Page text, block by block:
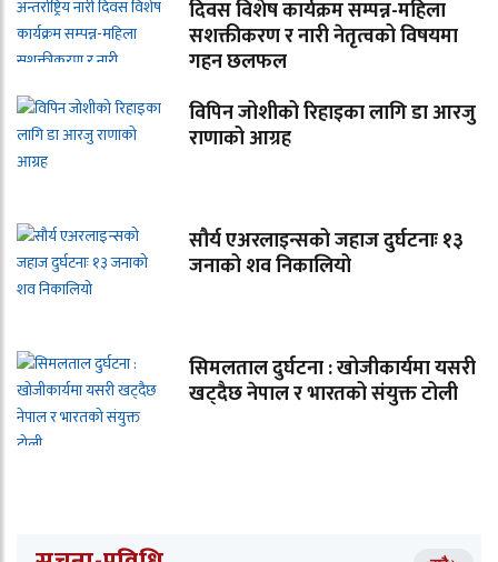
दिवस विशेष कार्यक्रम सम्पन्न-महिला
सशक्तीकरण र नारी नेतृत्वको विषयमा
गहन छलफल
विपिन जोशीको रिहाइका लागि डा आरजु
राणाको आग्रह
सौर्य एअरलाइन्सको जहाज दुर्घटनाः १३
जनाको शव निकालियो
सिमलताल दुर्घटना : खोजीकार्यमा यसरी
खट्दैछ नेपाल र भारतको संयुक्त टोली